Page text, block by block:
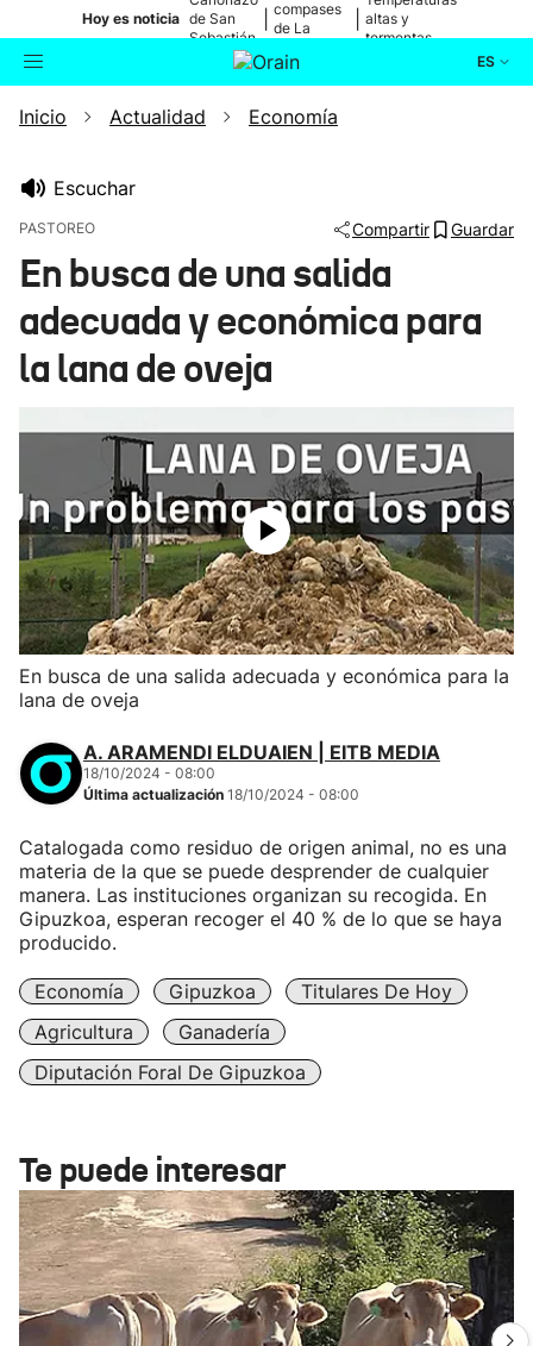
Hoy es noticia de San
Sebastián
compases
de La
altas y
tormentas
ES
Buscador Actualidad
Ikusmiran
Eguraldia
Inicio Actualidad Economía
Escuchar
PASTOREO Compartir Guardar
En busca de una salida
adecuada y económica para
la lana de oveja
En busca de una salida adecuada y económica para la
lana de oveja
A. ARAMENDI ELDUAIEN | EITB MEDIA
18/10/2024 - 08:00
Última actualización 18/10/2024 - 08:00
Catalogada como residuo de origen animal, no es una
materia de la que se puede desprender de cualquier
manera. Las instituciones organizan su recogida. En
Gipuzkoa, esperan recoger el 40 % de lo que se haya
producido.
Economía Gipuzkoa
Titulares De Hoy
Agricultura
Ganadería
Diputación Foral De Gipuzkoa
Te puede interesar